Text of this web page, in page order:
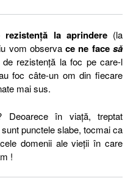
rezistență la aprindere(la
vom observace ne facesă
rezistență la foc pe care-l
foc câte-un om din fiecare
mai sus.
în viață, treptat
punctele slabe, tocmai ca
domenii ale vieții în care
!